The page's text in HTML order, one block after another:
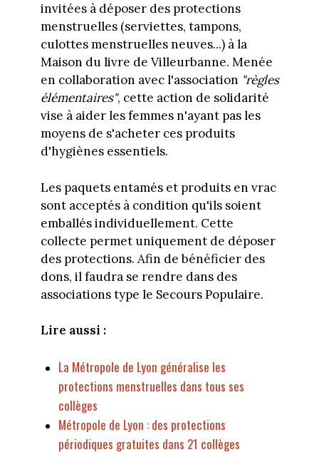
invitées à déposer des protections
menstruelles (serviettes, tampons,
culottes menstruelles neuves...) à la
Maison du livre de Villeurbanne. Menée
en collaboration avec l'association "règles
élémentaires", cette action de solidarité
vise à aider les femmes n'ayant pas les
moyens de s'acheter ces produits
d'hygiènes essentiels.
Les paquets entamés et produits en vrac
sont acceptés à condition qu'ils soient
emballés individuellement. Cette
collecte permet uniquement de déposer
des protections. Afin de bénéficier des
dons, il faudra se rendre dans des
associations type le Secours Populaire.
Lire aussi :
La Métropole de Lyon généralise les
protections menstruelles dans tous ses
collèges
Métropole de Lyon : des protections
périodiques gratuites dans 21 collèges